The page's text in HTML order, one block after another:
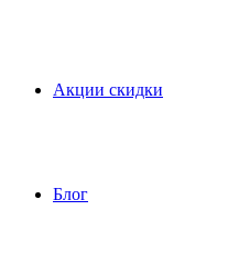
Акции скидки
Блог